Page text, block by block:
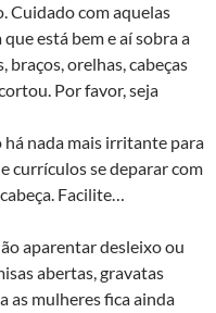
Cuidado com aquelas
está bem e aí sobra a
orelhas, cabeças
Por favor, seja
há nada mais irritante para
currículos se deparar com
Facilite…
aparentar desleixo ou
abertas, gravatas
as mulheres fica ainda